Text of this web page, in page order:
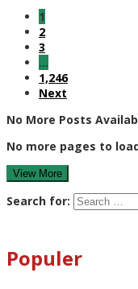
1
2
3
…
1,246
Next
No More Posts
No more pages to
View More
Search for:
Populer